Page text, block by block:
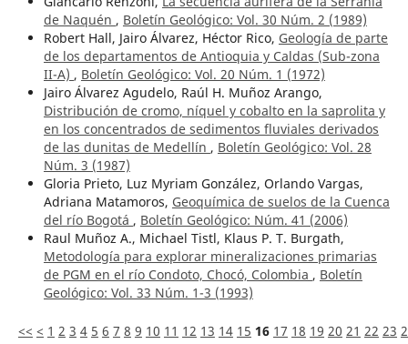
de Naquén , Boletín Geológico: Vol. 30 Núm. 2 (1989)
Robert Hall, Jairo Álvarez, Héctor Rico, Geología de parte
de los departamentos de Antioquia y Caldas (Sub-zona
II-A) , Boletín Geológico: Vol. 20 Núm. 1 (1972)
Jairo Álvarez Agudelo, Raúl H. Muñoz Arango,
Distribución de cromo, níquel y cobalto en la saprolita y
en los concentrados de sedimentos fluviales derivados
de las dunitas de Medellín , Boletín Geológico: Vol. 28
Núm. 3 (1987)
Gloria Prieto, Luz Myriam González, Orlando Vargas,
Adriana Matamoros, Geoquímica de suelos de la Cuenca
del río Bogotá , Boletín Geológico: Núm. 41 (2006)
Raul Muñoz A., Michael Tistl, Klaus P. T. Burgath,
Metodología para explorar mineralizaciones primarias
de PGM en el río Condoto, Chocó, Colombia , Boletín
Geológico: Vol. 33 Núm. 1-3 (1993)
<< < 1 2 3 4 5 6 7 8 9 10 11 12 13 14 15 16 17 18 19 20 21 22 23